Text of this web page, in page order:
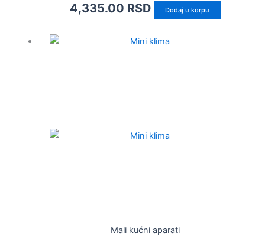
4,335.00 RSD Dodaj u korpu
Mali kućni aparati